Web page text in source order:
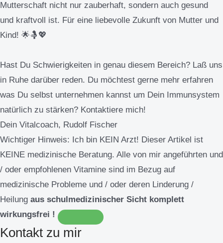
Mutterschaft nicht nur zauberhaft, sondern auch gesund
und kraftvoll ist. Für eine liebevolle Zukunft von Mutter und
Kind! 🌟🤱💖
Hast Du Schwierigkeiten in genau diesem Bereich? Laß uns
in Ruhe darüber reden. Du möchtest gerne mehr erfahren
was Du selbst unternehmen kannst um Dein Immunsystem
natürlich zu stärken? Kontaktiere mich!
Dein Vitalcoach, Rudolf Fischer
Wichtiger Hinweis: Ich bin KEIN Arzt! Dieser Artikel ist
KEINE medizinische Beratung. Alle von mir angeführten und
/ oder empfohlenen Vitamine sind im Bezug auf
medizinische Probleme und / oder deren Linderung /
Heilung aus schulmedizinischer Sicht komplett
wirkungsfrei !
Kontakt zu mir